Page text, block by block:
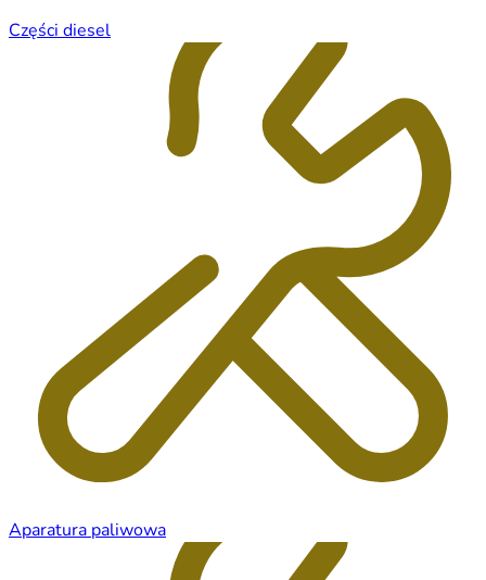
Części diesel
Aparatura paliwowa